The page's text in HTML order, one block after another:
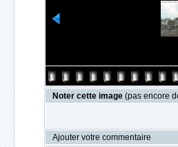
Noter cette image (pas encore
Ajouter votre commentaire